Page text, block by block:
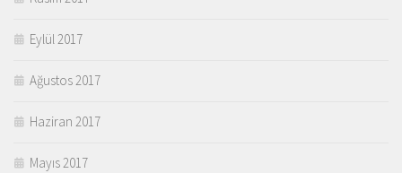
Eylül 2017
Ağustos 2017
Haziran 2017
Mayıs 2017